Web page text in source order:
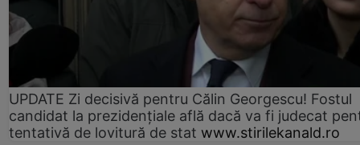
UPDATE Zi decisivă pentru Călin Georgescu! Fostul
candidat la prezidențiale află dacă va fi judecat
tentativă de lovitură de stat www.stirilekanald.ro